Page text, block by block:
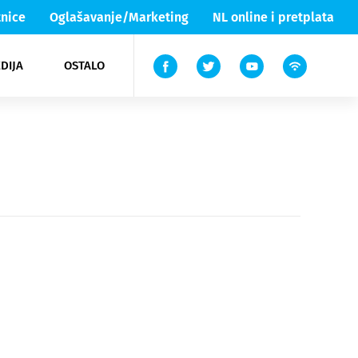
Oglašavanje/Marketing NL online i pretplata
OSTALO
Lika & Senj
TV